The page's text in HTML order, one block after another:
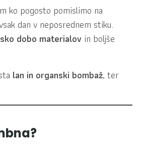
ko pogosto pomislimo na
dan v neposrednem stiku.
dobo materialov in boljše
lan in organski bombaž, ter